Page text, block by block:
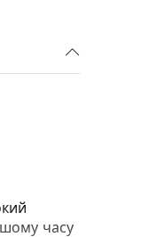
часу